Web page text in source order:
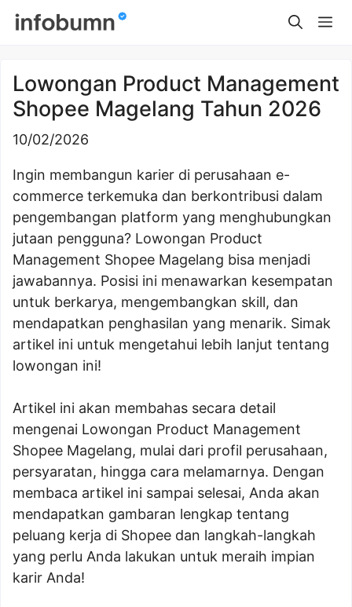
Skip
Lowongan Product Management
Shopee Magelang Tahun 2026
10/02/2026
Ingin membangun karier di perusahaan e-
commerce terkemuka dan berkontribusi dalam
pengembangan platform yang menghubungkan
jutaan pengguna? Lowongan Product
Management Shopee Magelang bisa menjadi
jawabannya. Posisi ini menawarkan kesempatan
untuk berkarya, mengembangkan skill, dan
mendapatkan penghasilan yang menarik. Simak
artikel ini untuk mengetahui lebih lanjut tentang
lowongan ini!
Artikel ini akan membahas secara detail
mengenai Lowongan Product Management
Shopee Magelang, mulai dari profil perusahaan,
persyaratan, hingga cara melamarnya. Dengan
membaca artikel ini sampai selesai, Anda akan
mendapatkan gambaran lengkap tentang
peluang kerja di Shopee dan langkah-langkah
yang perlu Anda lakukan untuk meraih impian
karir Anda!